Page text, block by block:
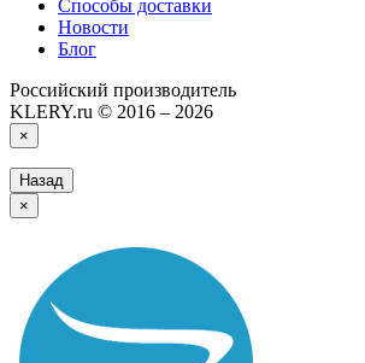
Способы доставки
Новости
Блог
Российский производитель
KLERY.ru © 2016 – 2026
×
Назад
×